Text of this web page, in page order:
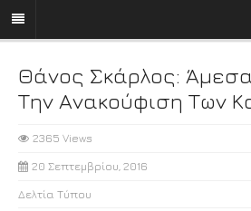
Θάνος Σκάρλος:
Την Ανακούφιση Των
2365 Views
20 Σεπτεμβρίου, 2016
Δελτία Τύπου